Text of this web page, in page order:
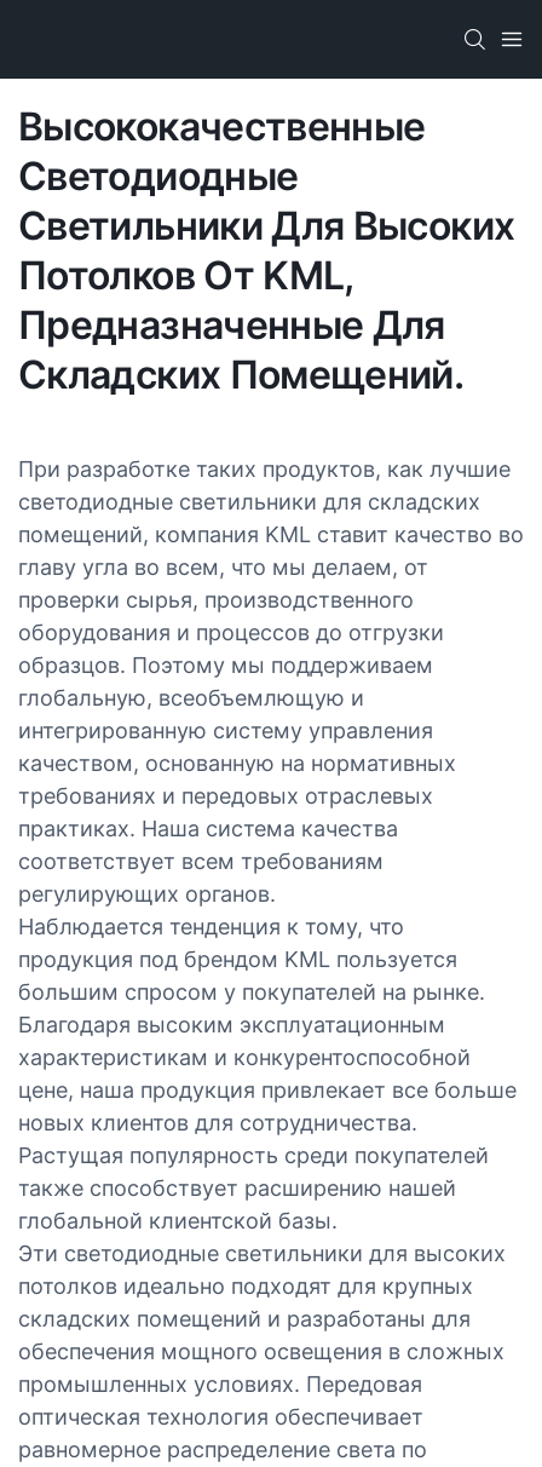
Высококачественные
Светодиодные
Светильники Для Высоких
Потолков От KML,
Предназначенные Для
Складских Помещений.
При разработке таких продуктов, как лучшие
светодиодные светильники для складских
помещений, компания KML ставит качество во
главу угла во всем, что мы делаем, от
проверки сырья, производственного
оборудования и процессов до отгрузки
образцов. Поэтому мы поддерживаем
глобальную, всеобъемлющую и
интегрированную систему управления
качеством, основанную на нормативных
требованиях и передовых отраслевых
практиках. Наша система качества
соответствует всем требованиям
регулирующих органов.
Наблюдается тенденция к тому, что
продукция под брендом KML пользуется
большим спросом у покупателей на рынке.
Благодаря высоким эксплуатационным
характеристикам и конкурентоспособной
цене, наша продукция привлекает все больше
новых клиентов для сотрудничества.
Растущая популярность среди покупателей
также способствует расширению нашей
глобальной клиентской базы.
Эти светодиодные светильники для высоких
потолков идеально подходят для крупных
складских помещений и разработаны для
обеспечения мощного освещения в сложных
промышленных условиях. Передовая
оптическая технология обеспечивает
равномерное распределение света по